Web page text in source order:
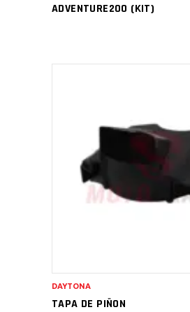
ADVENTURE200 (KIT)
AÑADIR AL CARRITO
TAPA DE PIÑON
DAYTONA